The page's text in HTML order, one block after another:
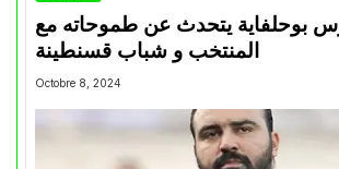
بوحلفاية يتحدث عن طموحاته مع
المنتخب و شباب قسنطينة
Octobre 8, 2024